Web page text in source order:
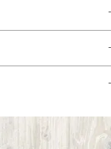
膳食纖維，鉀和葉酸，而
多多即溶黑豆松子合桃糊
您可以退還商品並獲得全
據。